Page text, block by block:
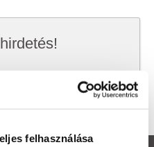
felhasználása
amit keresel.